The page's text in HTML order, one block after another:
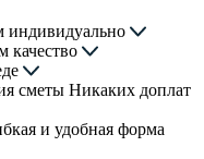
индивидуально
качество
Никаких доплат
и удобная форма